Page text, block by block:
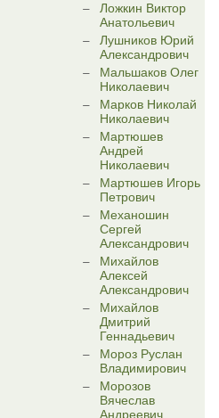
Ложкин Виктор
Анатольевич
Лушников Юрий
Александрович
Мальшаков Олег
Николаевич
Марков Николай
Николаевич
Мартюшев
Андрей
Николаевич
Мартюшев Игорь
Петрович
Механошин
Сергей
Александрович
Михайлов
Алексей
Александрович
Михайлов
Дмитрий
Геннадьевич
Мороз Руслан
Владимирович
Морозов
Вячеслав
Андреевич